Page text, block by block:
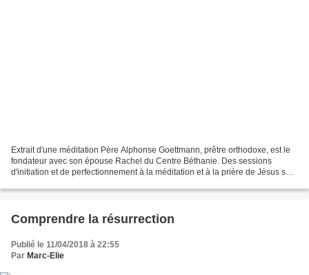
Extrait d'une méditation Père Alphonse Goettmann, prêtre orthodoxe, est le
fondateur avec son épouse Rachel du Centre Béthanie. Des sessions
d'initiation et de perfectionnement à la méditation et à la prière de Jésus sont
Comprendre la résurrection
Publié le 11/04/2018 à 22:55
Par Marc-Elie